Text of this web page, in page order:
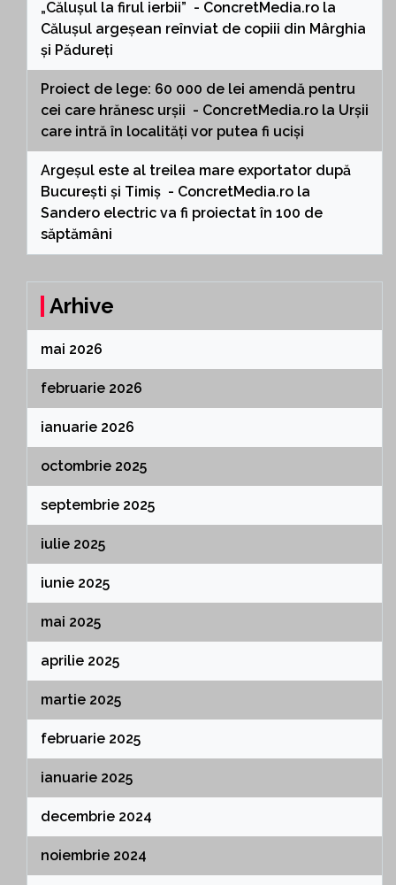
„Călușul la firul ierbii” - ConcretMedia.ro la
Călușul argeșean reînviat de copiii din Mârghia
și Pădureți
Proiect de lege: 60 000 de lei amendă pentru
cei care hrănesc urșii - ConcretMedia.ro la Urșii
care intră în localități vor putea fi uciși
Argeșul este al treilea mare exportator după
București și Timiș - ConcretMedia.ro la
Sandero electric va fi proiectat în 100 de
săptămâni
Arhive
mai 2026
februarie 2026
ianuarie 2026
octombrie 2025
septembrie 2025
iulie 2025
iunie 2025
mai 2025
aprilie 2025
martie 2025
februarie 2025
ianuarie 2025
decembrie 2024
noiembrie 2024